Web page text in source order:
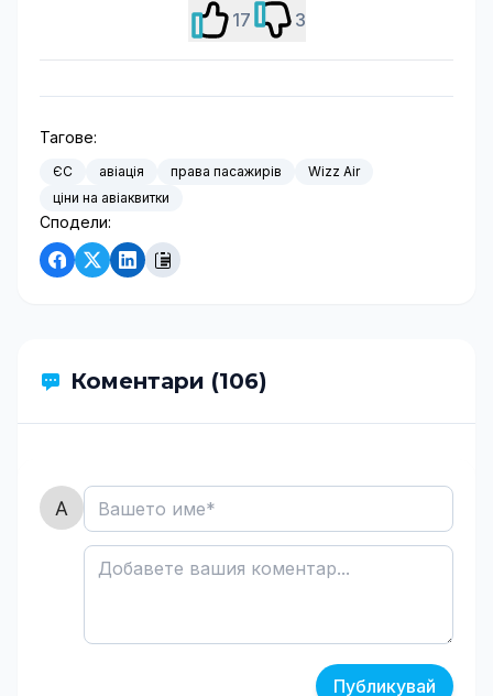
17 3
Тагове:
ЄС авіація права пасажирів
Wizz Air
ціни на авіаквитки
Сподели:
Коментари (106)
Публикувай